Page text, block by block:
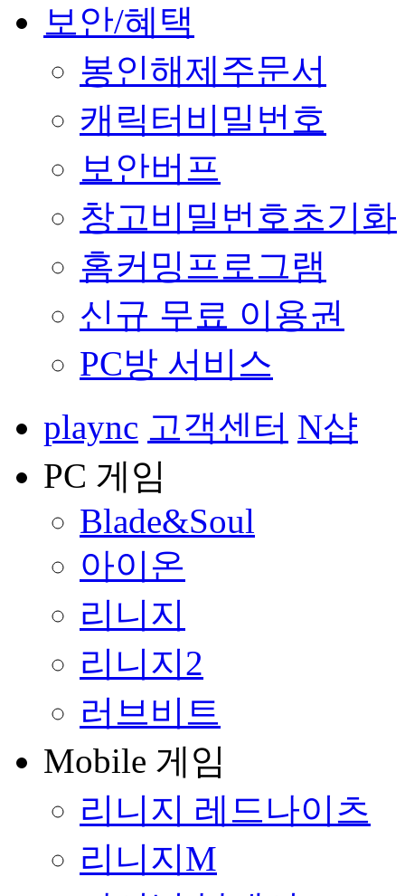
보안/혜택
봉인해제주문서
캐릭터비밀번호
보안버프
창고비밀번호초기화
홈커밍프로그램
신규 무료 이용권
PC방 서비스
plaync 고객센터 N샵
PC 게임
Blade&Soul
아이온
리니지
리니지2
러브비트
Mobile 게임
리니지 레드나이츠
리니지M